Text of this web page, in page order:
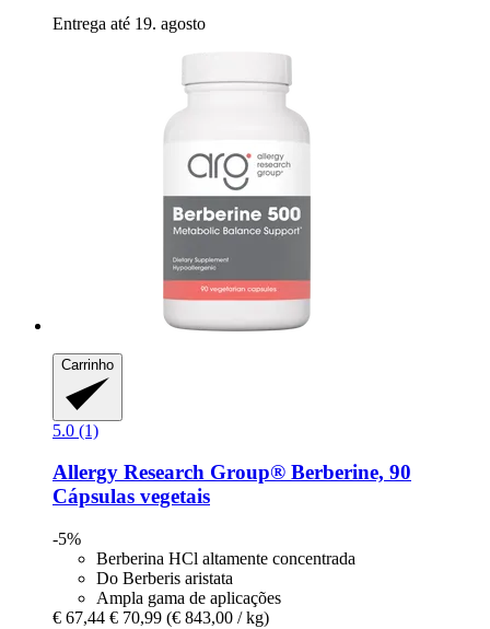
Entrega até 19. agosto
Carrinho
5.0 (1)
Allergy Research Group® Berberine, 90
Cápsulas vegetais
-5%
Berberina HCl altamente concentrada
Do Berberis aristata
Ampla gama de aplicações
€ 67,44 € 70,99 (€ 843,00 / kg)